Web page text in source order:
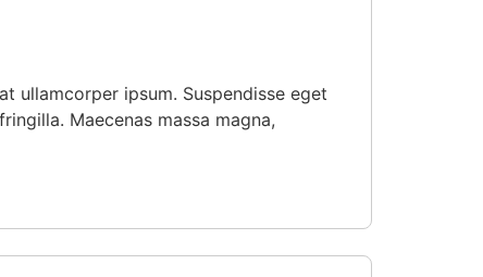
ullamcorper ipsum. Suspendisse eget
Maecenas massa magna,